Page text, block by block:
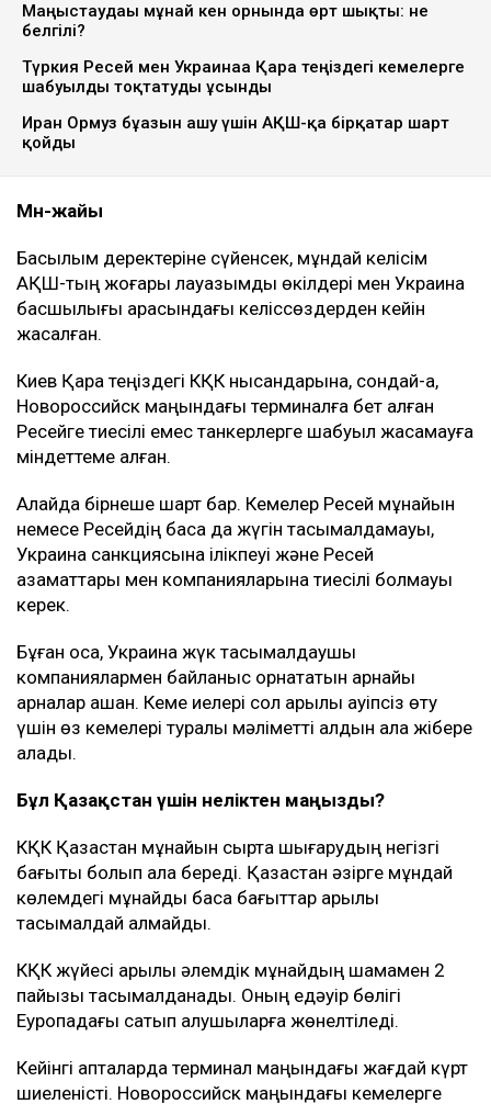
Маңғыстаудағы мұнай кен орнында өрт шықты: не
белгілі?
Түркия Ресей мен Украинаға Қара теңіздегі кемелерге
шабуылды тоқтатуды ұсынды
Иран Ормуз бұғазын ашу үшін АҚШ-қа бірқатар шарт
қойды
Мән-жайы
Басылым деректеріне сүйенсек, мұндай келісім
АҚШ-тың жоғары лауазымды өкілдері мен Украина
басшылығы арасындағы келіссөздерден кейін
жасалған.
Киев Қара теңіздегі КҚК нысандарына, сондай-ақ,
Новороссийск маңындағы терминалға бет алған
Ресейге тиесілі емес танкерлерге шабуыл жасамауға
міндеттеме алған.
Алайда бірнеше шарт бар. Кемелер Ресей мұнайын
немесе Ресейдің басқа да жүгін тасымалдамауы,
Украина санкциясына ілікпеуі және Ресей
азаматтары мен компанияларына тиесілі болмауы
керек.
Бұған қоса, Украина жүк тасымалдаушы
компаниялармен байланыс орнататын арнайы
арналар ашқан. Кеме иелері сол арқылы қауіпсіз өту
үшін өз кемелері туралы мәліметті алдын ала жібере
алады.
Бұл Қазақстан үшін неліктен маңызды?
КҚК Қазақстан мұнайын сыртқа шығарудың негізгі
бағыты болып қала береді. Қазақстан әзірге мұндай
көлемдегі мұнайды басқа бағыттар арқылы
тасымалдай алмайды.
КҚК жүйесі арқылы әлемдік мұнайдың шамамен 2
пайызы тасымалданады. Оның едәуір бөлігі
Еуропадағы сатып алушыларға жөнелтіледі.
Кейінгі апталарда терминал маңындағы жағдай күрт
шиеленісті. Новороссийск маңындағы кемелерге